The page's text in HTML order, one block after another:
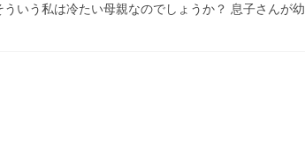
いう私は冷たい母親なのでしょうか？ 息子さんが幼